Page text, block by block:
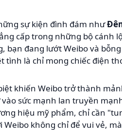
sự kiện đình đám như
cấp trong những bộ cánh
bạn đang lướt Weibo và
tình là chỉ mong chiếc điện
khiến Weibo trở thành
sức mạnh lan truyền
hiệu mỹ phẩm, chỉ cần
Weibo không chỉ để vui vẻ,